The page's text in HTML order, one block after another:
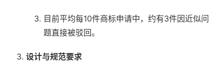
目前平均每10件商标申请中，约有3件因近似问
题直接被驳回。
设计与规范要求